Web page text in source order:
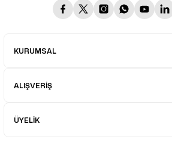
KURUMSAL
ALIŞVERİŞ
ÜYELİK